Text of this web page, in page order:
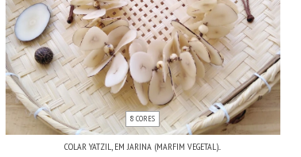
8 CORES
COLAR YATZIL, EM JARINA (MARFIM VEGETAL)...